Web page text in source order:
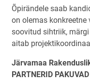
Õpirändele saab
on olemas
soovitud sihtriik,
aitab
Järvamaa
PARTNERID PAKUVAD